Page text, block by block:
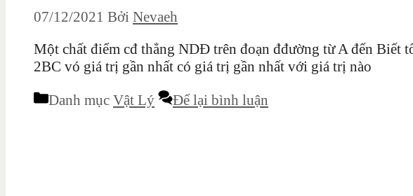
07/12/2021 Bởi Nevaeh
Một chất điểm cđ thẳng NDĐ trên đoạn đđường từ A đến Biết
2BC vó giá trị gần nhất có giá trị gần nhất với giá trị nào
Danh mục Vật Lý Để lại bình luận